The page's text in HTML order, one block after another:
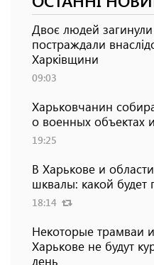
Двоє людей
постраждали
Харківщини
09:03
Харьковчанин
о военных объектах
19:25
В Харькове и
шквалы: какой
18:14
Некоторые трамваи
Харькове не будут
день